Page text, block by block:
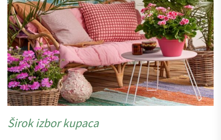
Širok izbor kupaca